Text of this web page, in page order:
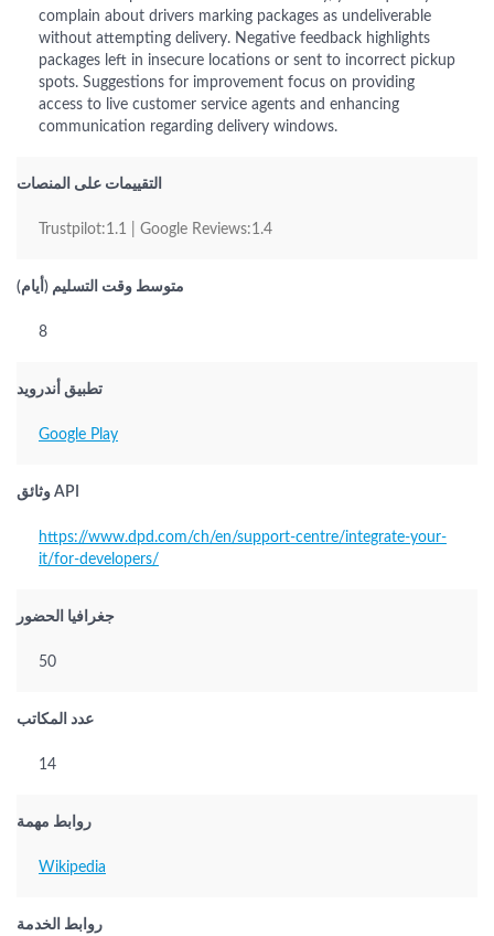
complain about drivers marking packages as undeliverable
without attempting delivery. Negative feedback highlights
packages left in insecure locations or sent to incorrect pickup
spots. Suggestions for improvement focus on providing
access to live customer service agents and enhancing
communication regarding delivery windows.
التقييمات على المنصات
Trustpilot:1.1 | Google Reviews:1.4
متوسط وقت التسليم (أيام)
8
تطبيق أندرويد
Google Play
وثائق API
https://www.dpd.com/ch/en/support-centre/integrate-your-
it/for-developers/
جغرافيا الحضور
50
عدد المكاتب
14
روابط مهمة
Wikipedia
روابط الخدمة